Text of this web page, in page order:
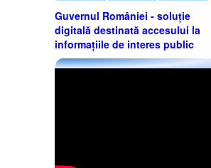
Guvernul României - soluție
digitală destinată accesului la
informațiile de interes public